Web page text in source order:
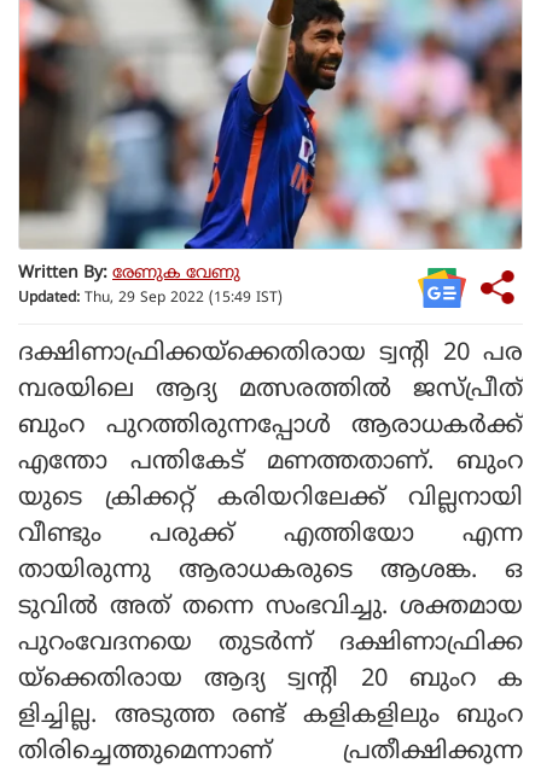
Written By: രേണുക വേണു
Updated: Thu, 29 Sep 2022 (15:49 IST)
ദക്ഷിണാഫ്രിക്കയ്‌ക്കെതിരായ ട്വന്റി 20 പര
മ്പരയിലെ ആദ്യ മത്സരത്തില്‍ ജസ്പ്രീത്
ബുംറ പുറത്തിരുന്നപ്പോള്‍ ആരാധകര്‍ക്ക്
എന്തോ പന്തികേട് മണത്തതാണ്. ബുംറ
യുടെ ക്രിക്കറ്റ് കരിയറിലേക്ക് വില്ലനായി
വീണ്ടും പരുക്ക് എത്തിയോ എന്ന
തായിരുന്നു ആരാധകരുടെ ആശങ്ക. ഒ
ടുവില്‍ അത് തന്നെ സംഭവിച്ചു. ശക്തമായ
പുറംവേദനയെ തുടര്‍ന്ന് ദക്ഷിണാഫ്രിക്ക
യ്‌ക്കെതിരായ ആദ്യ ട്വന്റി 20 ബുംറ ക
ളിച്ചില്ല. അടുത്ത രണ്ട് കളികളിലും ബുംറ
തിരിച്ചെത്തുമെന്നാണ് പ്രതീക്ഷിക്കുന്ന